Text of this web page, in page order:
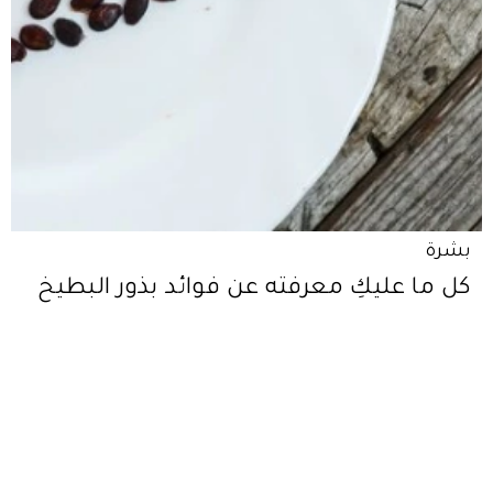
بشرة
كل ما عليكِ معرفته عن فوائد بذور البطيخ